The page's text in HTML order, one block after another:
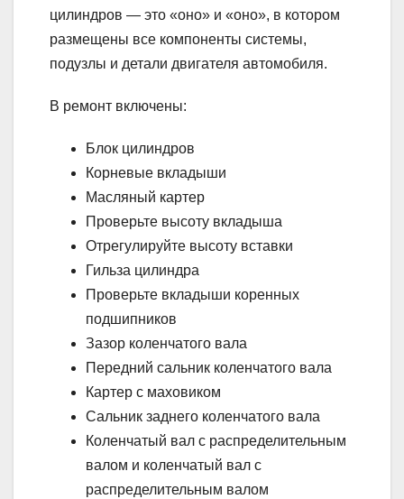
цилиндров — это «оно» и «оно», в котором
размещены все компоненты системы,
подузлы и детали двигателя автомобиля.
В ремонт включены:
Блок цилиндров
Корневые вкладыши
Масляный картер
Проверьте высоту вкладыша
Отрегулируйте высоту вставки
Гильза цилиндра
Проверьте вкладыши коренных
подшипников
Зазор коленчатого вала
Передний сальник коленчатого вала
Картер с маховиком
Сальник заднего коленчатого вала
Коленчатый вал с распределительным
валом и коленчатый вал с
распределительным валом